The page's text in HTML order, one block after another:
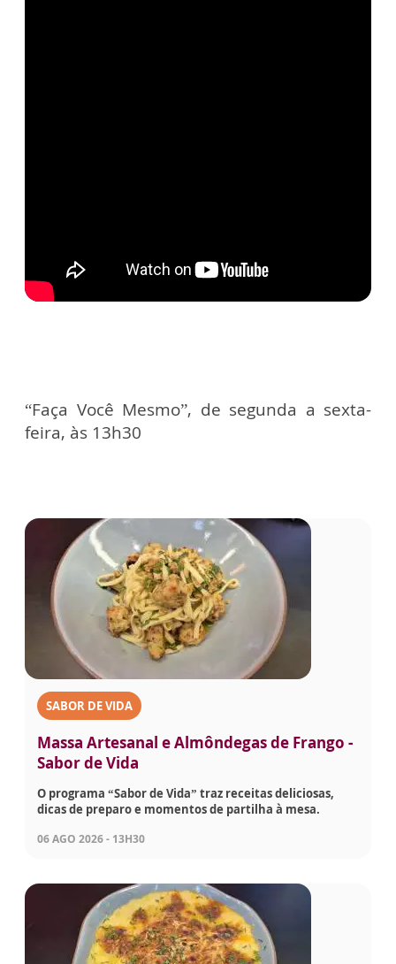
“Faça Você Mesmo”, de segunda a sexta-
feira, às 13h30
SABOR DE VIDA
Massa Artesanal e Almôndegas de Frango -
Sabor de Vida
O programa “Sabor de Vida” traz receitas deliciosas,
dicas de preparo e momentos de partilha à mesa.
06 AGO 2026 - 13H30